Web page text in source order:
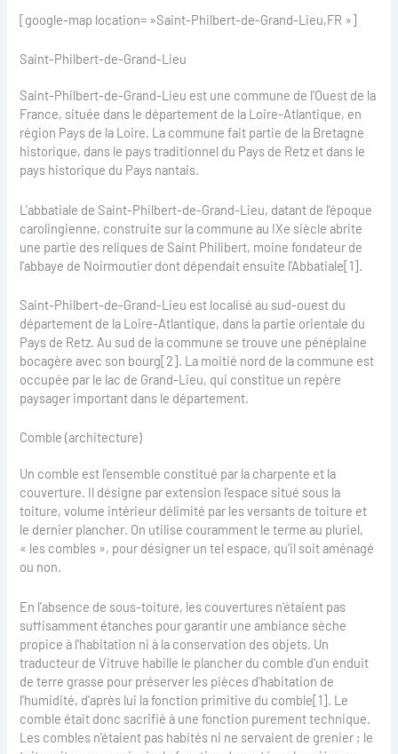
[google-map location= »Saint-Philbert-de-Grand-Lieu,FR »]
Saint-Philbert-de-Grand-Lieu
Saint-Philbert-de-Grand-Lieu est une commune de l'Ouest de la
France, située dans le département de la Loire-Atlantique, en
région Pays de la Loire. La commune fait partie de la Bretagne
historique, dans le pays traditionnel du Pays de Retz et dans le
pays historique du Pays nantais.
L'abbatiale de Saint-Philbert-de-Grand-Lieu, datant de l'époque
carolingienne, construite sur la commune au IXe siècle abrite
une partie des reliques de Saint Philibert, moine fondateur de
l'abbaye de Noirmoutier dont dépendait ensuite l'Abbatiale[1].
Saint-Philbert-de-Grand-Lieu est localisé au sud-ouest du
département de la Loire-Atlantique, dans la partie orientale du
Pays de Retz. Au sud de la commune se trouve une pénéplaine
bocagère avec son bourg[2]. La moitié nord de la commune est
occupée par le lac de Grand-Lieu, qui constitue un repère
paysager important dans le département.
Comble (architecture)
Un comble est l'ensemble constitué par la charpente et la
couverture. Il désigne par extension l'espace situé sous la
toiture, volume intérieur délimité par les versants de toiture et
le dernier plancher. On utilise couramment le terme au pluriel,
« les combles », pour désigner un tel espace, qu'il soit aménagé
ou non.
En l'absence de sous-toiture, les couvertures n'étaient pas
suffisamment étanches pour garantir une ambiance sèche
propice à l'habitation ni à la conservation des objets. Un
traducteur de Vitruve habille le plancher du comble d'un enduit
de terre grasse pour préserver les pièces d'habitation de
l'humidité, d'après lui la fonction primitive du comble[1]. Le
comble était donc sacrifié à une fonction purement technique.
Les combles n’étaient pas habités ni ne servaient de grenier ; le